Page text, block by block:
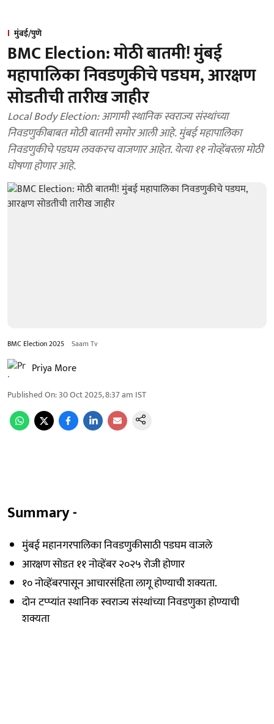
मुंबई/पुणे
BMC Election: मोठी बातमी! मुंबई
महापालिका निवडणुकीचे पडघम, आरक्षण
सोडतीची तारीख जाहीर
Local Body Election: आगामी स्थानिक स्वराज्य संस्थांच्या
निवडणुकीबाबत मोठी बातमी समोर आली आहे. मुंबई महापालिका
निवडणुकीचे पडघम लवकरच वाजणार आहेत. येत्या ११ नोव्हेंबरला मोठी
घोषणा होणार आहे.
BMC Election 2025 Saam Tv
Priya More
Published On:30 Oct 2025, 8:37 am IST
Summary -
मुंबई महानगरपालिका निवडणुकीसाठी पडघम वाजले
आरक्षण सोडत ११ नोव्हेंबर २०२५ रोजी होणार
१० नोव्हेंबरपासून आचारसंहिता लागू होण्याची शक्यता.
दोन टप्प्यांत स्थानिक स्वराज्य संस्थांच्या निवडणुका होण्याची
शक्यता